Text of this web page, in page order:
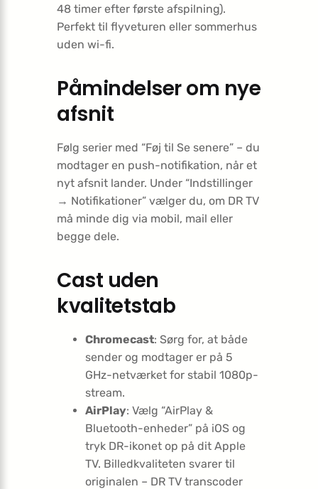
48 timer efter første afspilning).
Perfekt til flyveturen eller sommerhus
uden wi-fi.
Påmindelser om nye
afsnit
Følg serier med “Føj til Se senere” – du
modtager en push-notifikation, når et
nyt afsnit lander. Under “Indstillinger
→ Notifikationer” vælger du, om DR TV
må minde dig via mobil, mail eller
begge dele.
Cast uden
kvalitetstab
Chromecast: Sørg for, at både
sender og modtager er på 5
GHz-netværket for stabil 1080p-
stream.
AirPlay: Vælg “AirPlay &
Bluetooth-enheder” på iOS og
tryk DR-ikonet op på dit Apple
TV. Billedkvaliteten svarer til
originalen – DR TV transcoder